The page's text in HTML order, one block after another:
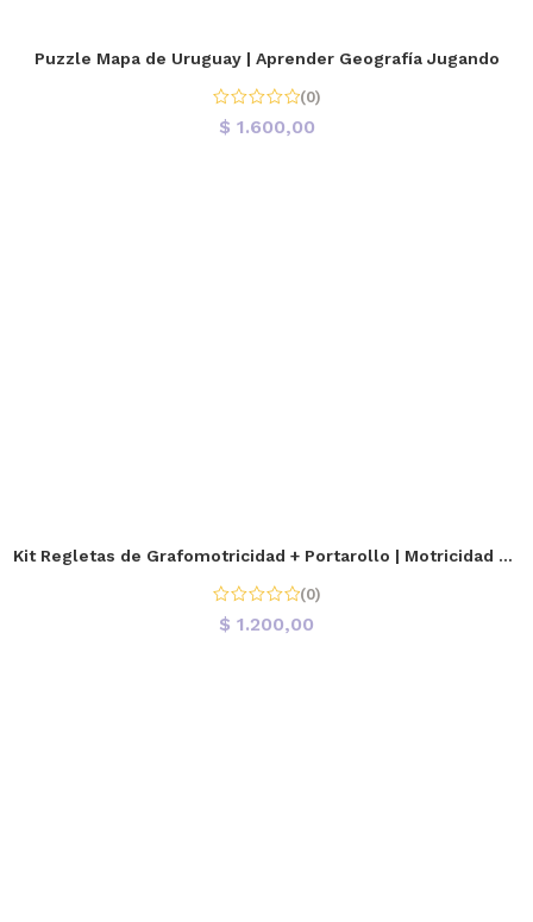
Puzzle Mapa de Uruguay | Aprender Geografía Jugando
(0)
$ 1.600,00
Kit Regletas de Grafomotricidad + Portarollo | Motricidad Fina
(0)
$ 1.200,00